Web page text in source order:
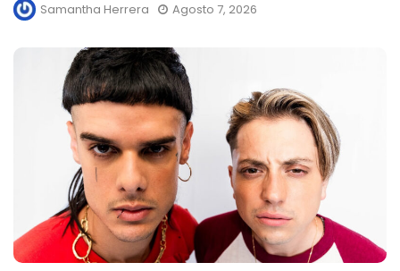
Samantha Herrera Agosto 7, 2026